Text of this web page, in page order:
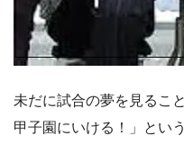
未だに試合の夢を見るこ
甲子園にいける！」とい